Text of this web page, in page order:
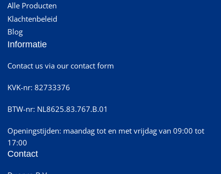
Alle Producten
Klachtenbeleid
Blog
Informatie
Contact us via our contact form
KVK-nr: 82733376
BTW-nr: NL8625.83.767.B.01
Openingstijden: maandag tot en met vrijdag van 09:00 tot
17:00
Contact